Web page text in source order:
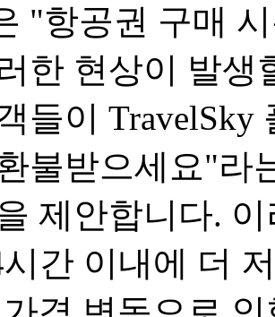
"항공권 구매
한 현상이 발생
들이
불받으세요"라
제안합니다.
간 이내에 더